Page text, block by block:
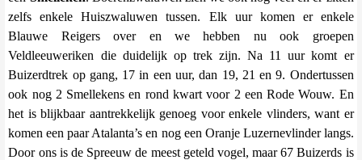
zelfs enkele Huiszwaluwen tussen. Elk uur komen er enkele
Blauwe Reigers over en we hebben nu ook groepen
Veldleeuweriken die duidelijk op trek zijn. Na 11 uur komt er
Buizerdtrek op gang, 17 in een uur, dan 19, 21 en 9. Ondertussen
ook nog 2 Smellekens en rond kwart voor 2 een Rode Wouw. En
het is blijkbaar aantrekkelijk genoeg voor enkele vlinders, want er
komen een paar Atalanta’s en nog een Oranje Luzernevlinder langs.
Door ons is de Spreeuw de meest geteld vogel, maar 67 Buizerds is